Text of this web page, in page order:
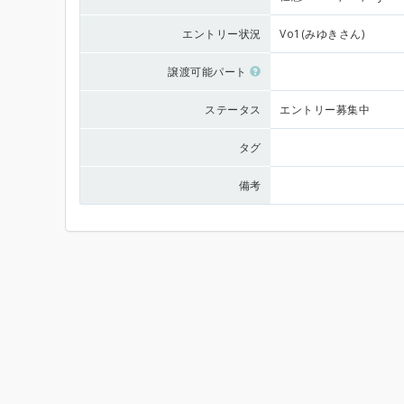
エントリー状況 Vo1(みゆきさん)
譲渡可能パート
ステータス エントリー募集中
タグ
備考